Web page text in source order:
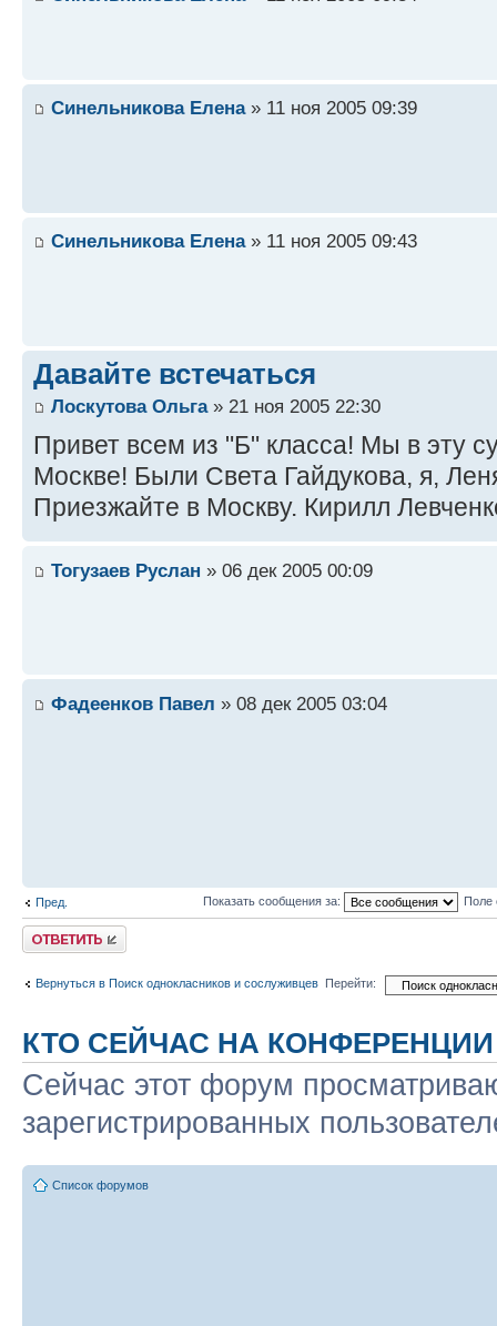
Синельникова Елена» 11 ноя 2005 09:39
Синельникова Елена» 11 ноя 2005 09:43
Давайте встечаться
Лоскутова Ольга» 21 ноя 2005 22:30
Привет всем из "Б" класса! Мы в эту
Москве! Были Света Гайдукова, я,
Приезжайте в Москву. Кирилл
Тогузаев Руслан » 06 дек 2005 00:09
Фадеенков Павел » 08 дек 2005 03:04
Пред. Показать сообщения за: Поле
Ответить
Вернуться в Поиск однокласников и сослуживцев Перейти:
КТО СЕЙЧАС НА КОНФЕРЕНЦИИ
Сейчас этот форум
зарегистрированных
Список форумов